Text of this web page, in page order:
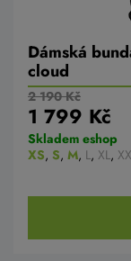
Dámská
cloud
2 190 Kč
1 799 Kč
Skladem eshop
XS, S, M, L, XL,